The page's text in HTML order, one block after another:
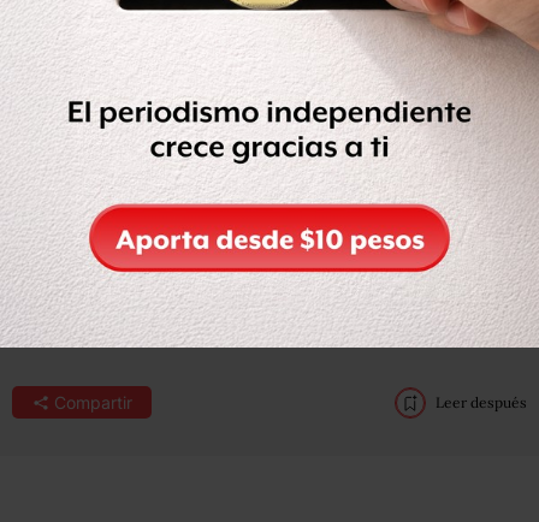
Frente a la debacle que representa la muerte masiva de
bovinos y caprinos, que va dejando olor a muerte en el
aire acompañado del revuelo de zopilotes en su labor de
limpieza de la carroña, el reclamo de los hombres y
mujeres del campo es que el gobierno no ha respondido a
su pedido de apoyar con forraje mientras llueve
–algo
que, recuerdan, no ha ocurrido en 20 meses– para salvar
a los pocos animales que les quedan.
Leer enLa Jornada.
Compartir Leer después